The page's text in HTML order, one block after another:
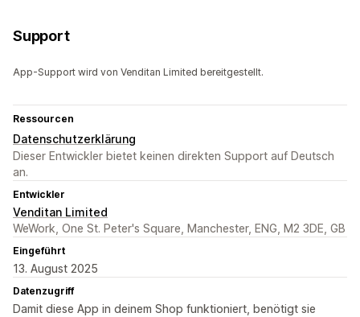
Support
App-Support wird von Venditan Limited bereitgestellt.
Ressourcen
Datenschutzerklärung
Dieser Entwickler bietet keinen direkten Support auf Deutsch
an.
Entwickler
Venditan Limited
WeWork, One St. Peter's Square, Manchester, ENG, M2 3DE, GB
Eingeführt
13. August 2025
Datenzugriff
Damit diese App in deinem Shop funktioniert, benötigt sie